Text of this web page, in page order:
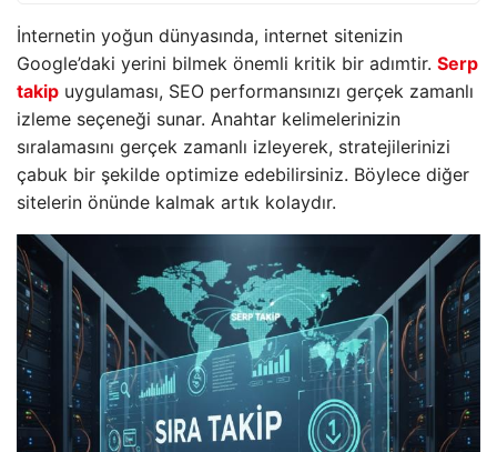
İnternetin yoğun dünyasında, internet sitenizin
Google’daki yerini bilmek önemli kritik bir adımtir. Serp
takip uygulaması, SEO performansınızı gerçek zamanlı
izleme seçeneği sunar. Anahtar kelimelerinizin
sıralamasını gerçek zamanlı izleyerek, stratejilerinizi
çabuk bir şekilde optimize edebilirsiniz. Böylece diğer
sitelerin önünde kalmak artık kolaydır.